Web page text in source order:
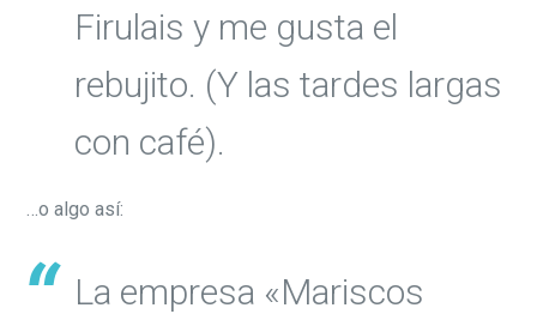
Firulais y me gusta el
rebujito. (Y las tardes largas
con café).
…o algo así:
La empresa «Mariscos